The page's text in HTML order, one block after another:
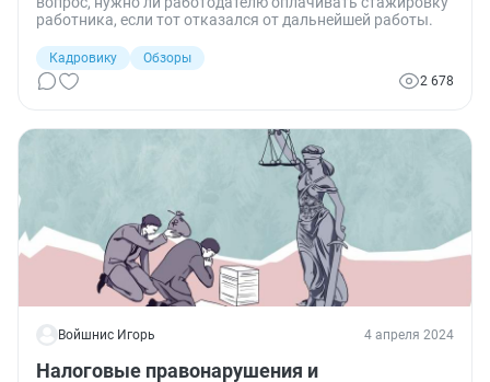
работника, если тот отказался от дальнейшей работы.
Кадровику
Обзоры
2 678
Войшнис Игорь 4 апреля 2024
Налоговые правонарушения и